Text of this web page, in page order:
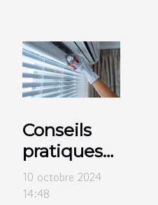
Conseils
pratiques
pour
l'entretien
10 octobre 2024
14:48